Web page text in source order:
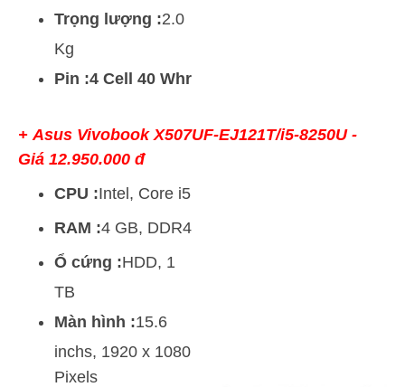
Trọng lượng :2.0
Kg
Pin :4 Cell 40 Whr
+ Asus Vivobook X507UF-EJ121T/i5-8250U -
Giá 12.950.000 đ
CPU :Intel, Core i5
RAM :4 GB, DDR4
Ổ cứng :HDD, 1
TB
Màn hình :15.6
inchs, 1920 x 1080
Pixels